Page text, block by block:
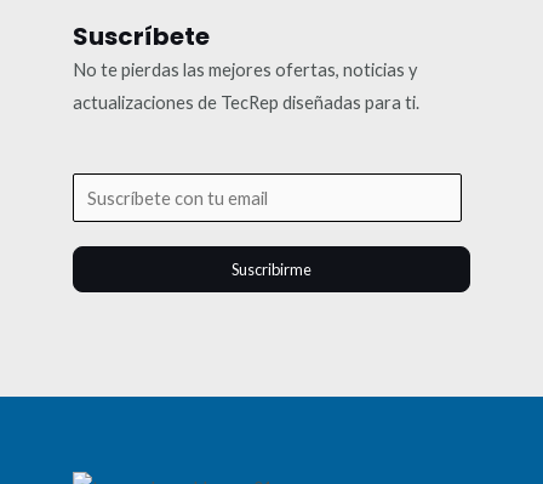
Suscríbete
No te pierdas las mejores ofertas, noticias y
actualizaciones de TecRep diseñadas para ti.
Suscribirme